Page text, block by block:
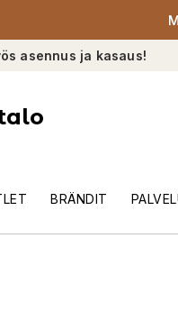
asennus ja kasaus!
BRÄNDIT